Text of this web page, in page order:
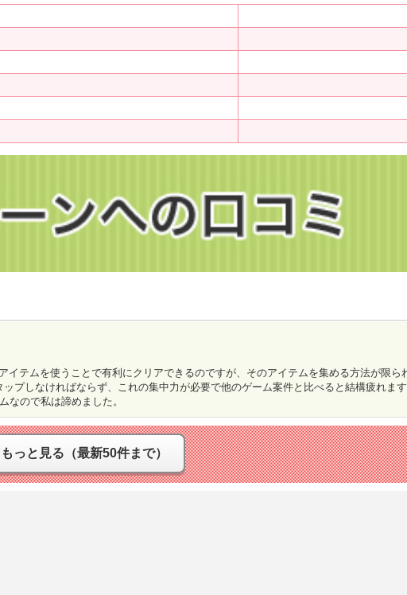
テムを使うことで有利にクリアできるのですが、そのアイテムを集める方法が限
プしなければならず、これの集中力が必要で他のゲーム案件と比べると結構疲れま
なので私は諦めました。
もっと見る（最新50件まで）